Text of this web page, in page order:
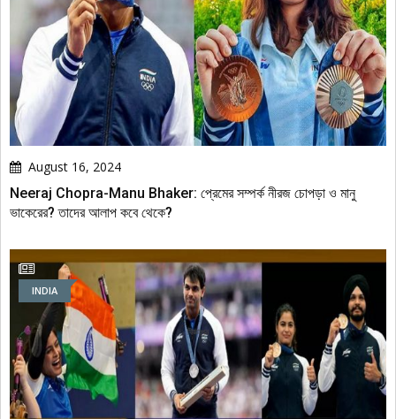
August 16, 2024
Neeraj Chopra-Manu Bhaker: প্রেমের সম্পর্ক নীরজ চোপড়া ও মানু
ভাকেরের? তাদের আলাপ কবে থেকে?
INDIA
বিজ্ঞাপন